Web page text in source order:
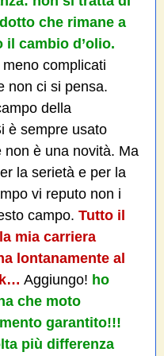
che rimane a
il cambio d’olio.
complicati
non ci si pensa.
della
è sempre usato
non è una novità. Ma
la serietà e per la
vi reputo non i
campo. Tutto il
mia carriera
lontanamente al
Aggiungo! ho
che moto
garantito!!!
più differenza